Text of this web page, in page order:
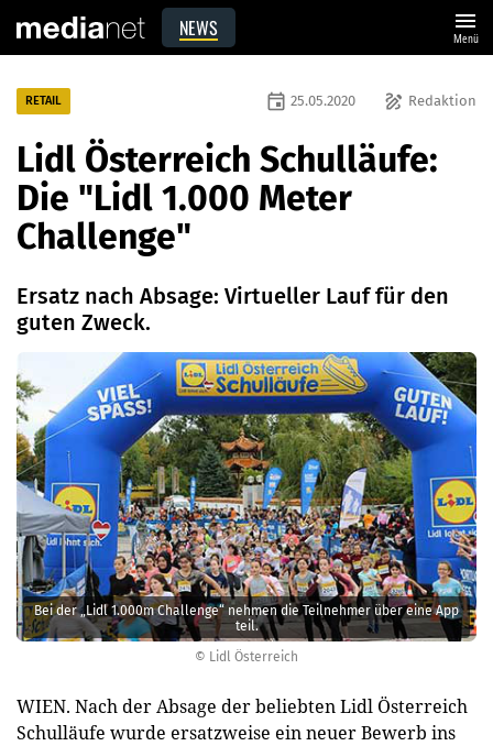
NEWS menu
Menü
© Lidl Österreich
Bei der „Lidl 1.000m Challenge“ nehmen die Teilnehmer über eine App
teil.
RETAIL draw Redaktion
event 25.05.2020
Lidl Österreich Schulläufe:
Die "Lidl 1.000 Meter
Challenge"
Ersatz nach Absage: Virtueller Lauf für den
guten Zweck.
WIEN. Nach der Absage der beliebten Lidl Österreich
Schulläufe wurde ersatzweise ein neuer Bewerb ins